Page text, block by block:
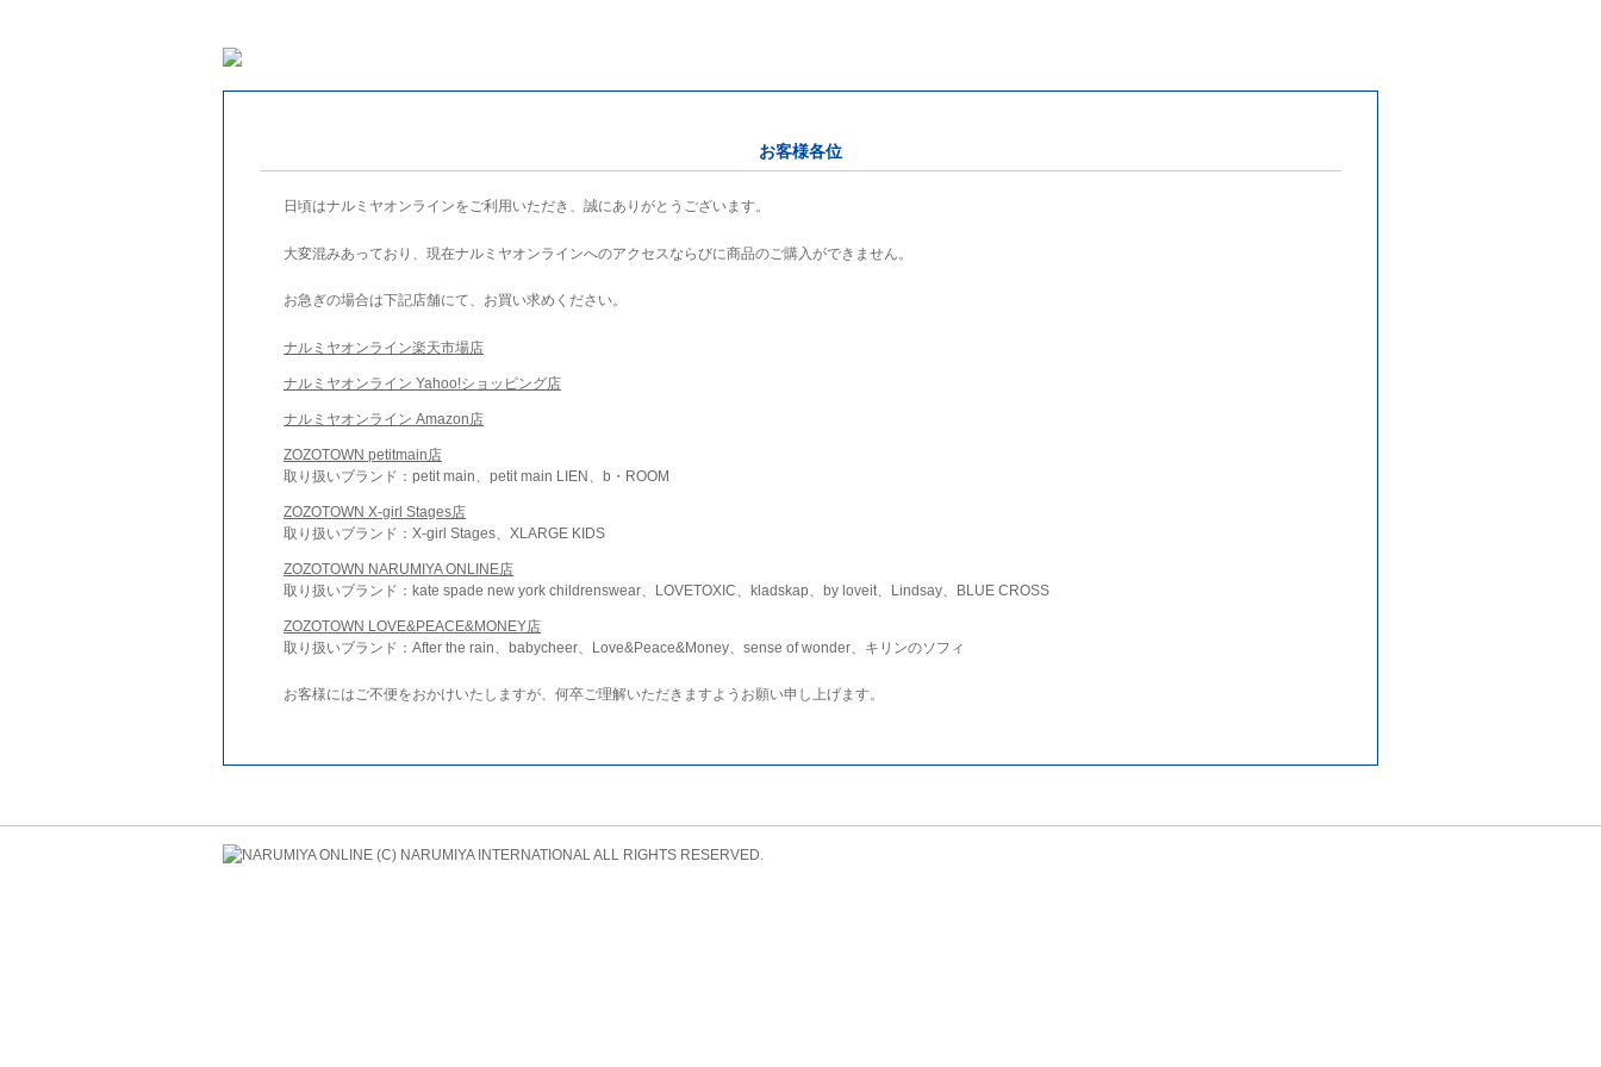
お客様各位
日頃はナルミヤオンラインをご利用いただき、誠にありがとうございます。
大変混みあっており、現在ナルミヤオンラインへのアクセスならびに商品のご購入ができません。
お急ぎの場合は下記店舗にて、お買い求めください。
ナルミヤオンライン楽天市場店
ナルミヤオンライン Yahoo!ショッピング店
ナルミヤオンライン Amazon店
ZOZOTOWN petitmain店
取り扱いブランド：petit main、petit main LIEN、b・ROOM
ZOZOTOWN X-girl Stages店
取り扱いブランド：X-girl Stages、XLARGE KIDS
ZOZOTOWN NARUMIYA ONLINE店
取り扱いブランド：kate spade new york childrenswear、LOVETOXIC、kladskap、by loveit、Lindsay、BLUE CROSS
ZOZOTOWN LOVE&PEACE&MONEY店
取り扱いブランド：After the rain、babycheer、Love&Peace&Money、sense of wonder、キリンのソフィ
お客様にはご不便をおかけいたしますが、何卒ご理解いただきますようお願い申し上げます。